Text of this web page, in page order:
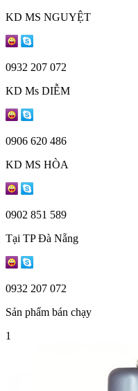
KD MS NGUYỆT
0932 207 072
KD Ms DIỄM
0906 620 486
KD MS HÒA
0902 851 589
Tại TP Đà Nẵng
0932 207 072
Sản phẩm bán chạy
1